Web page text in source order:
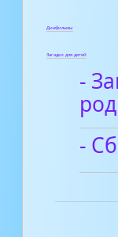
Диафильмы
Загадки для детей
-
-